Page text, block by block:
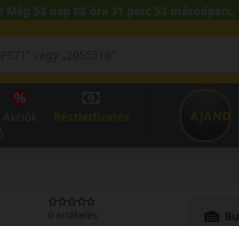
53 nap 08 óra 31 perc 52 másodperc.
0 értékelés